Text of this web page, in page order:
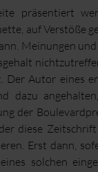
präsentiert
auf Verstöße
Meinungen
Autor eines
dazu
der
diese Zeitschrift
Erst dann,
solchen